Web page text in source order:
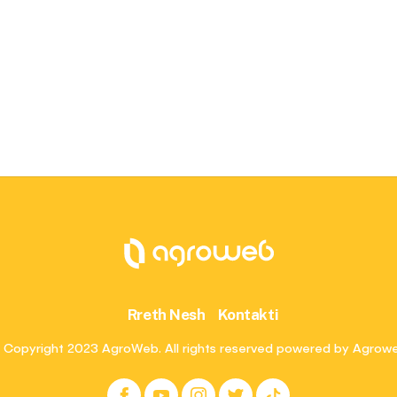
Rreth Nesh Kontakti
2023 AgroWeb. All rights reserved powered by